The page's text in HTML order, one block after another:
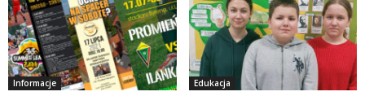
Informacje Edukacja